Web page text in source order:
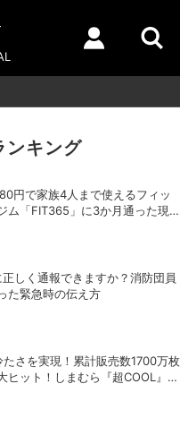
ンキング
円で家族4人まで使えるフィッ
ム「FIT365」に3か月通った現在
正しく通報できますか？消防団員
た緊急時の伝え方
たさを実現！累計販売数1700万枚
ヒット！しまむら『超COOL』シ